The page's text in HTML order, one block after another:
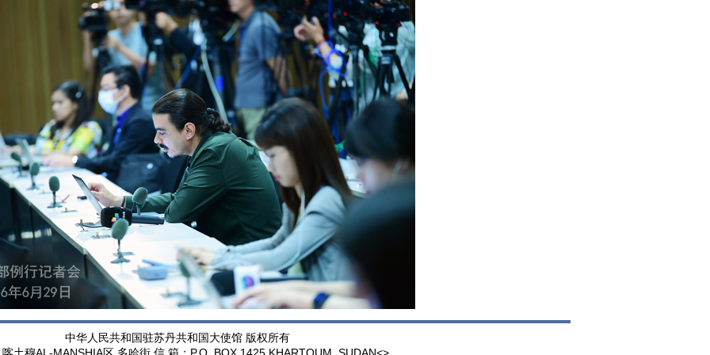
中华人民共和国驻苏丹共和国大使馆 版权所有